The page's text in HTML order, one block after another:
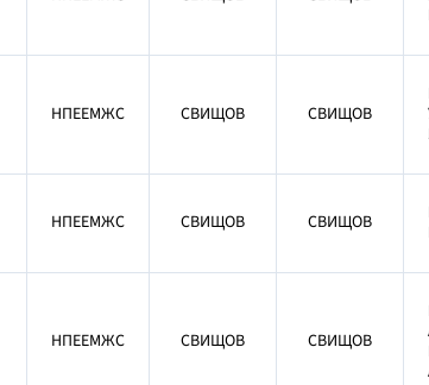
НПЕЕМЖС СВИЩОВ СВИЩОВ
НПЕЕМЖС СВИЩОВ СВИЩОВ
НПЕЕМЖС СВИЩОВ СВИЩОВ